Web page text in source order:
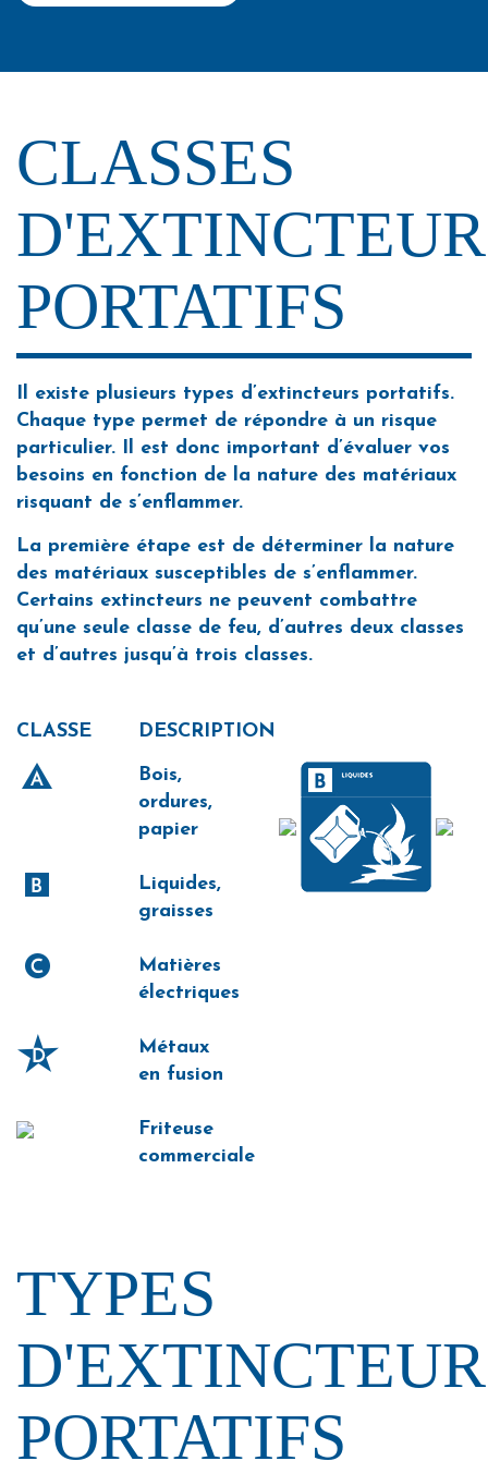
CLASSES
PORTATIFS
Il existe plusieurs types d’extincteurs portatifs.
Chaque type permet de répondre à un risque
particulier. Il est donc important d’évaluer vos
besoins en fonction de la nature des matériaux
risquant de s’enflammer.
La première étape est de déterminer la nature
des matériaux susceptibles de s’enflammer.
Certains extincteurs ne peuvent combattre
qu’une seule classe de feu, d’autres deux classes
et d’autres jusqu’à trois classes.
CLASSE DESCRIPTION
Bois,
ordures,
papier
Liquides,
graisses
Matières
électriques
Métaux
en fusion
Friteuse
commerciale
TYPES
PORTATIFS